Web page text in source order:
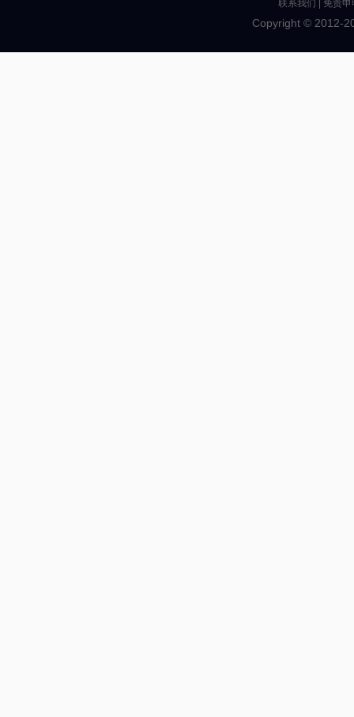
联系我们 免责申
Copyright © 2012-